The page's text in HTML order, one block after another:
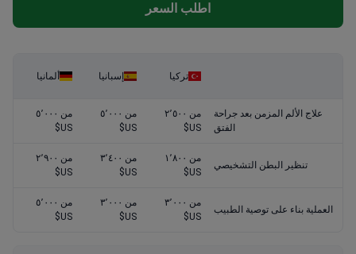
اطلب السعر
تركيا إسبانيا ألمانيا
علاج الألم المزمن بعد جراحة
الفتق
من ٢٬٥٠٠
US$
من ٥٬٠٠٠
US$
من ٥٬٠٠٠
US$
تنظير البطن التشخيصي
من ١٬٨٠٠
US$
من ٣٬٤٠٠
US$
من ٢٬٩٠٠
US$
العملية بناء على توصية الطبيب
من ٣٬٠٠٠
US$
من ٣٬٠٠٠
US$
من ٥٬٠٠٠
US$